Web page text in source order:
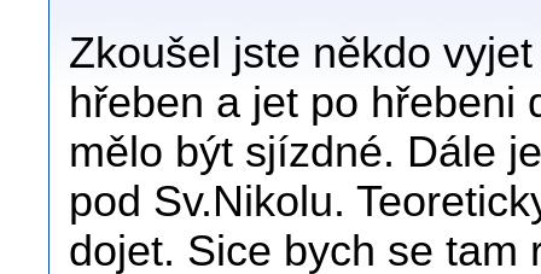
Zkoušel jste někdo
hřeben a jet po hřebeni
mělo být sjízdné. Dále
pod Sv.Nikolu.
dojet. Sice bych se tam